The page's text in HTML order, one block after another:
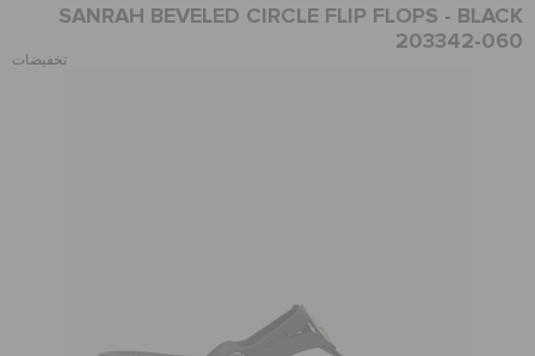
للنساء
SANRAH BEVELED CIRCLE FLIP FLOPS - BLACK
203342-060
تخفيضات